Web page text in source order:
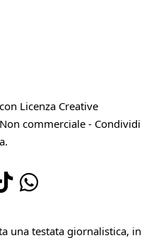
Licenza Creative
commerciale - Condividi
.
una testata giornalistica, in